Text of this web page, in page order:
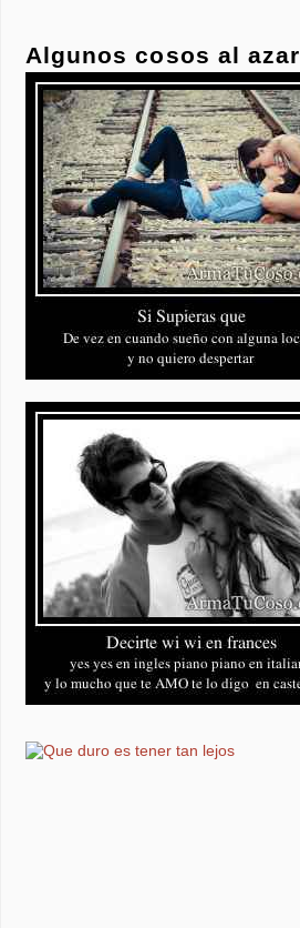
Algunos cosos al azar